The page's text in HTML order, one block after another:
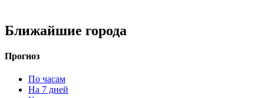
Ближайшие города
Прогноз
По часам
На 7 дней